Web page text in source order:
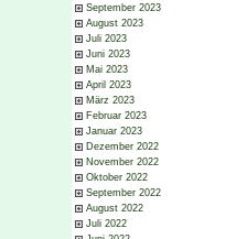
September 2023
August 2023
Juli 2023
Juni 2023
Mai 2023
April 2023
März 2023
Februar 2023
Januar 2023
Dezember 2022
November 2022
Oktober 2022
September 2022
August 2022
Juli 2022